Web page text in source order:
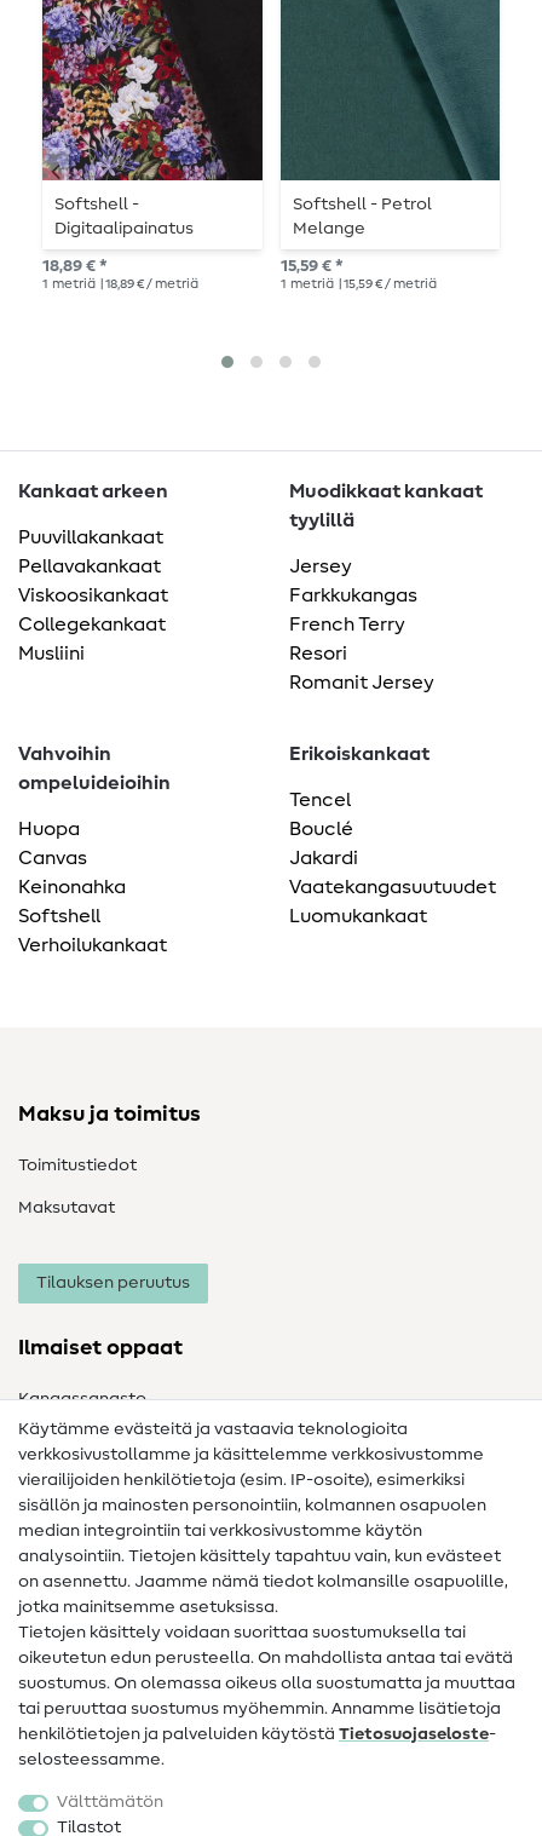
Softshell -
Digitaalipainatus
Kukkaisuus Musta
Monivärinen
18,89 € *
1 metriä | 18,89 € / metriä
Softshell - Petrol
Melange
15,59 € *
1 metriä | 15,59 € / metriä
Kankaat arkeen
Puuvillakankaat
Pellavakankaat
Viskoosikankaat
Collegekankaat
Musliini
Muodikkaat kankaat
tyylillä
Jersey
Farkkukangas
French Terry
Resori
Romanit Jersey
Vahvoihin
ompeluideioihin
Huopa
Canvas
Keinonahka
Softshell
Verhoilukankaat
Erikoiskankaat
Tencel
Bouclé
Jakardi
Vaatekangasuutuudet
Luomukankaat
Maksu ja toimitus
Toimitustiedot
Maksutavat
Tilauksen peruutus
Ilmaiset oppaat
Kangassanasto
Ompelusanasto
Ompeluohjeet
Apua ja yhteystiedot
Yhteystiedot
Tietoa omistajanvaihdoksesta
Peruutusoikeus
Suosittu
Kankaat
Käytämme evästeitä ja vastaavia teknologioita
verkkosivustollamme ja käsittelemme verkkosivustomme
vierailijoiden henkilötietoja (esim. IP-osoite), esimerkiksi
sisällön ja mainosten personointiin, kolmannen osapuolen
median integrointiin tai verkkosivustomme käytön
analysointiin. Tietojen käsittely tapahtuu vain, kun evästeet
on asennettu. Jaamme nämä tiedot kolmansille osapuolille,
jotka mainitsemme asetuksissa.
Tietojen käsittely voidaan suorittaa suostumuksella tai
oikeutetun edun perusteella. On mahdollista antaa tai evätä
suostumus. On olemassa oikeus olla suostumatta ja muuttaa
tai peruuttaa suostumus myöhemmin. Annamme lisätietoja
henkilötietojen ja palveluiden käytöstä Tietosuojaseloste-
selosteessamme.
Välttämätön
Tilastot